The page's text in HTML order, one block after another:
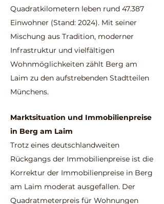
Quadratkilometern leben rund 47.387
Einwohner (Stand: 2024). Mit seiner
Mischung aus Tradition, moderner
Infrastruktur und vielfältigen
Wohnmöglichkeiten zählt Berg am
Laim zu den aufstrebenden Stadtteilen
Münchens.
Marktsituation und Immobilienpreise
in Berg am Laim
Trotz eines deutschlandweiten
Rückgangs der Immobilienpreise ist die
Korrektur der Immobilienpreise in Berg
am Laim moderat ausgefallen. Der
Quadratmeterpreis für Wohnungen